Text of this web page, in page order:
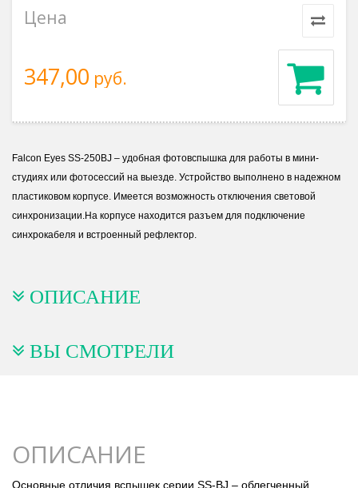
Цена
347,00 руб.
Falcon Eyes SS-250BJ – удобная фотовспышка для работы в мини-
студиях или фотосессий на выезде. Устройство выполнено в надежном
пластиковом корпусе. Имеется возможность отключения световой
синхронизации.На корпусе находится разъем для подключение
синхрокабеля и встроенный рефлектор.
ОПИСАНИЕ
ВЫ СМОТРЕЛИ
ОПИСАНИЕ
Основные отличия вспышек серии SS-BJ – облегченный